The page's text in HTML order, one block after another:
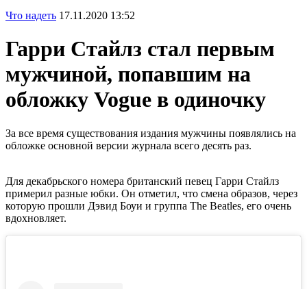
Что надеть 17.11.2020 13:52
Гарри Стайлз стал первым
мужчиной, попавшим на
обложку Vogue в одиночку
За все время существования издания мужчины появлялись на
обложке основной версии журнала всего десять раз.
Для декабрьского номера британский певец Гарри Стайлз
примерил разные юбки. Он отметил, что смена образов, через
которую прошли Дэвид Боуи и группа The Beatles, его очень
вдохновляет.